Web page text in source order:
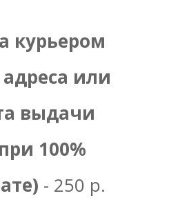
курьером
или
выдачи
100%
- 250 р.